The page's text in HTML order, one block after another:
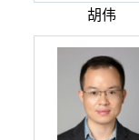
胡伟